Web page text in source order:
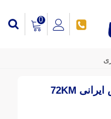
0
مانیتور آیفون تصویری کوماکس ایرانی 72KM